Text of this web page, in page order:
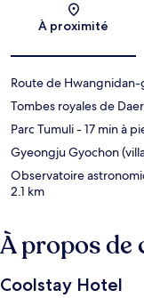
À proximité
Route de Hwangnidan-
Tombes royales de
Parc Tumuli- 17 min à
Gyeongju Gyochon
Observatoire
2.1 km
À propos de
Coolstay Hotel